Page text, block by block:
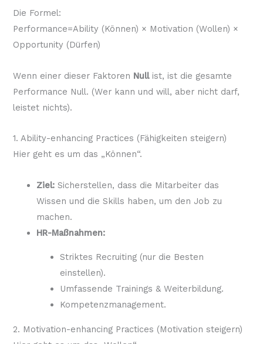
Die Formel:
Performance=Ability (Können) × Motivation (Wollen) ×
Opportunity (Dürfen)
Wenn einer dieser Faktoren Nullist, ist die gesamte
Performance Null. (Wer kann und will, aber nicht darf,
leistet nichts).
1. Ability-enhancing Practices (Fähigkeiten steigern)
Hier geht es um das „Können“.
Ziel:Sicherstellen, dass die Mitarbeiter das
Wissen und die Skills haben, um den Job zu
machen.
HR-Maßnahmen:
Striktes Recruiting (nur die Besten
einstellen).
Umfassende Trainings & Weiterbildung.
Kompetenzmanagement.
2. Motivation-enhancing Practices (Motivation steigern)